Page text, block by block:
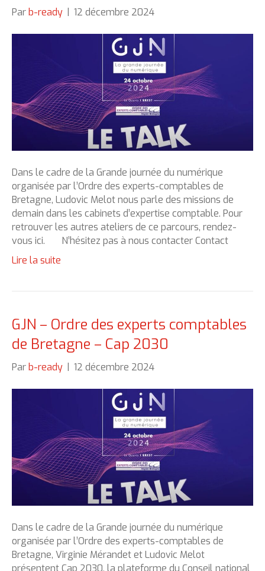
Par b-ready 12 décembre 2024
Dans le cadre de la Grande journée du numérique
organisée par l’Ordre des experts-comptables de
Bretagne, Ludovic Melot nous parle des missions de
demain dans les cabinets d’expertise comptable. Pour
retrouver les autres ateliers de ce parcours, rendez-
vous ici. N’hésitez pas à nous contacter Contact
Lire la suite
GJN – Ordre des experts comptables
de Bretagne – Cap 2030
Par b-ready 12 décembre 2024
Dans le cadre de la Grande journée du numérique
organisée par l’Ordre des experts-comptables de
Bretagne, Virginie Mérandet et Ludovic Melot
présentent Cap 2030, la plateforme du Conseil national